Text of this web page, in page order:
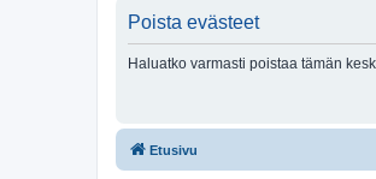
Poista evästeet
Haluatko varmasti poistaa tämän
Etusivu